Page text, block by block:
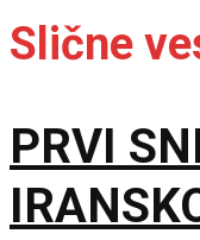
Slične
PRVI